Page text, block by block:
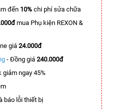
đến 10% chi phí sửa chữa
mua Phụ kiện REXON &
giá24.000đ
- Đồng giá 240.000đ
ngay 45%
báo lỗi thiết bị